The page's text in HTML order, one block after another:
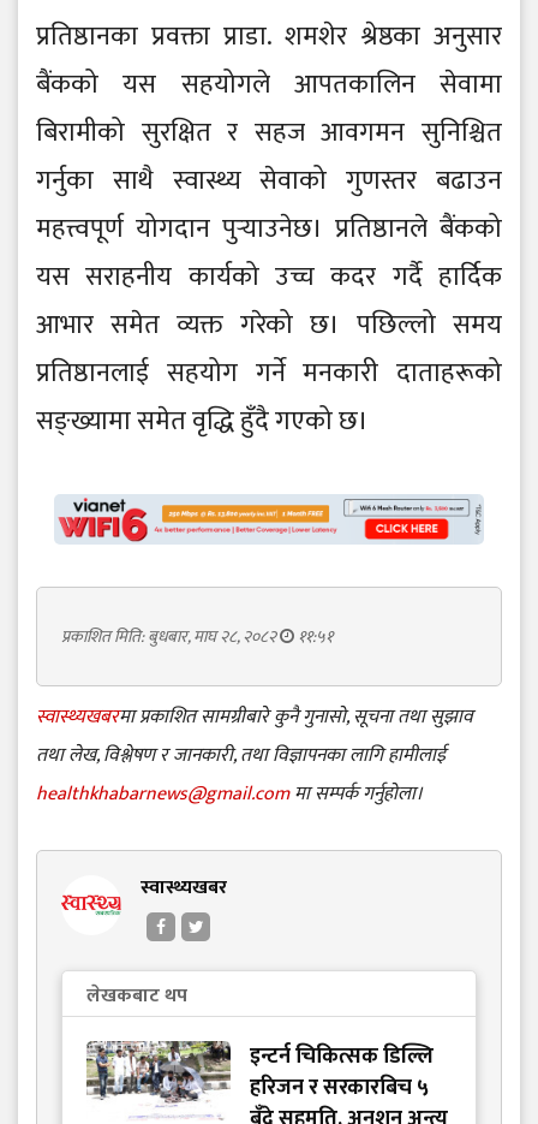
प्रतिष्ठानका प्रवक्ता प्राडा. शमशेर श्रेष्ठका अनुसार
बैंकको यस सहयोगले आपतकालिन सेवामा
बिरामीको सुरक्षित र सहज आवगमन सुनिश्चित
गर्नुका साथै स्वास्थ्य सेवाको गुणस्तर बढाउन
महत्त्वपूर्ण योगदान पुऱ्याउनेछ। प्रतिष्ठानले बैंकको
यस सराहनीय कार्यको उच्च कदर गर्दै हार्दिक
आभार समेत व्यक्त गरेको छ। पछिल्लो समय
प्रतिष्ठानलाई सहयोग गर्ने मनकारी दाताहरूको
सङ्ख्यामा समेत वृद्धि हुँदै गएको छ।
प्रकाशित मिति: बुधबार, माघ २८, २०८२ ११:५१
स्वास्थ्यखबरमा प्रकाशित सामग्रीबारे कुनै गुनासो, सूचना तथा सुझाव
तथा लेख, विश्लेषण र जानकारी, तथा विज्ञापनका लागि हामीलाई
healthkhabarnews@gmail.comमा सम्पर्क गर्नुहोला।
स्वास्थ्यखबर
लेखकबाट थप
इन्टर्न चिकित्सक डिल्लि
हरिजन र सरकारबिच ५